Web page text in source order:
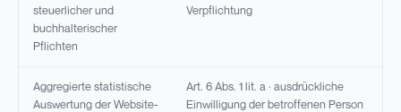
steuerlicher und
buchhalterischer
Pflichten
Verpflichtung
Aggregierte statistische
Auswertung der Website-
Art. 6 Abs. 1 lit. a · ausdrückliche
Einwilligung der betroffenen Person